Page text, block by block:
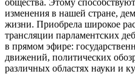
изменения в нашей стране,
жизни. Приобрела широкое
трансляции парламентских
в прямом эфире:
движений, политических
различных областях науки и